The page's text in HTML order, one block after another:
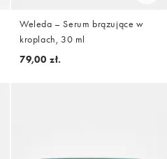
Weleda – Serum brązujące w
kroplach, 30 ml
79,00 zł.